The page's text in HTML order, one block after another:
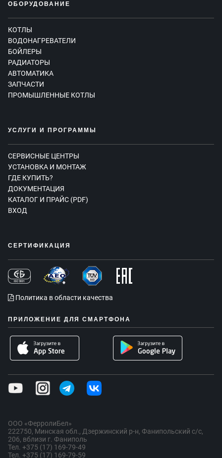
ОБОРУДОВАНИЕ
КОТЛЫ
ВОДОНАГРЕВАТЕЛИ
БОЙЛЕРЫ
РАДИАТОРЫ
АВТОМАТИКА
ЗАПЧАСТИ
ПРОМЫШЛЕННЫЕ КОТЛЫ
УСЛУГИ И ПРОГРАММЫ
СЕРВИСНЫЕ ЦЕНТРЫ
УСТАНОВКА И МОНТАЖ
ГДЕ КУПИТЬ?
ДОКУМЕНТАЦИЯ
КАТАЛОГ И ПРАЙС (PDF)
ВХОД
СЕРТИФИКАЦИЯ
Политика в области качества
ПРИЛОЖЕНИЕ ДЛЯ СМАРТФОНА
ООО «ФерролиБел»
222750, Минская обл., Дзержинский р-н, Фанипольский с/с,
206, вблизи г. Фаниполь
Тел. +375 (17) 169-79-49
Тел. +375 (17) 169-79-59